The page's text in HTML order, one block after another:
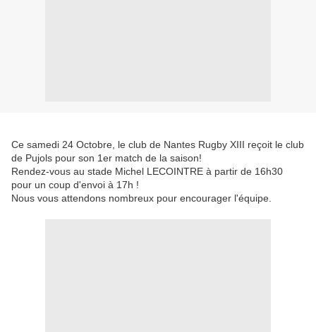
Ce samedi 24 Octobre, le club de Nantes Rugby XIII reçoit le club
de Pujols pour son 1er match de la saison!
Rendez-vous au stade Michel LECOINTRE à partir de 16h30
pour un coup d'envoi à 17h !
Nous vous attendons nombreux pour encourager l'équipe.